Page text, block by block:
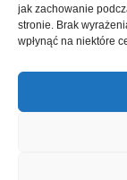
jak zachowanie
stronie. Brak
wpłynąć na niektóre
O nas